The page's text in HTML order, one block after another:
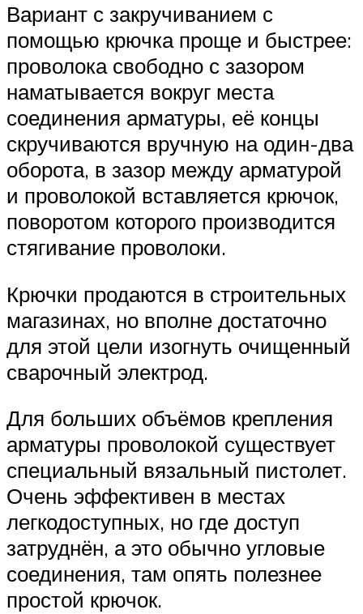
Вариант с закручиванием с
помощью крючка проще и быстрее:
проволока свободно с зазором
наматывается вокруг места
соединения арматуры, её концы
скручиваются вручную на один-два
оборота, в зазор между арматурой
и проволокой вставляется крючок,
поворотом которого производится
стягивание проволоки.
Крючки продаются в строительных
магазинах, но вполне достаточно
для этой цели изогнуть очищенный
сварочный электрод.
Для больших объёмов крепления
арматуры проволокой существует
специальный вязальный пистолет.
Очень эффективен в местах
легкодоступных, но где доступ
затруднён, а это обычно угловые
соединения, там опять полезнее
простой крючок.